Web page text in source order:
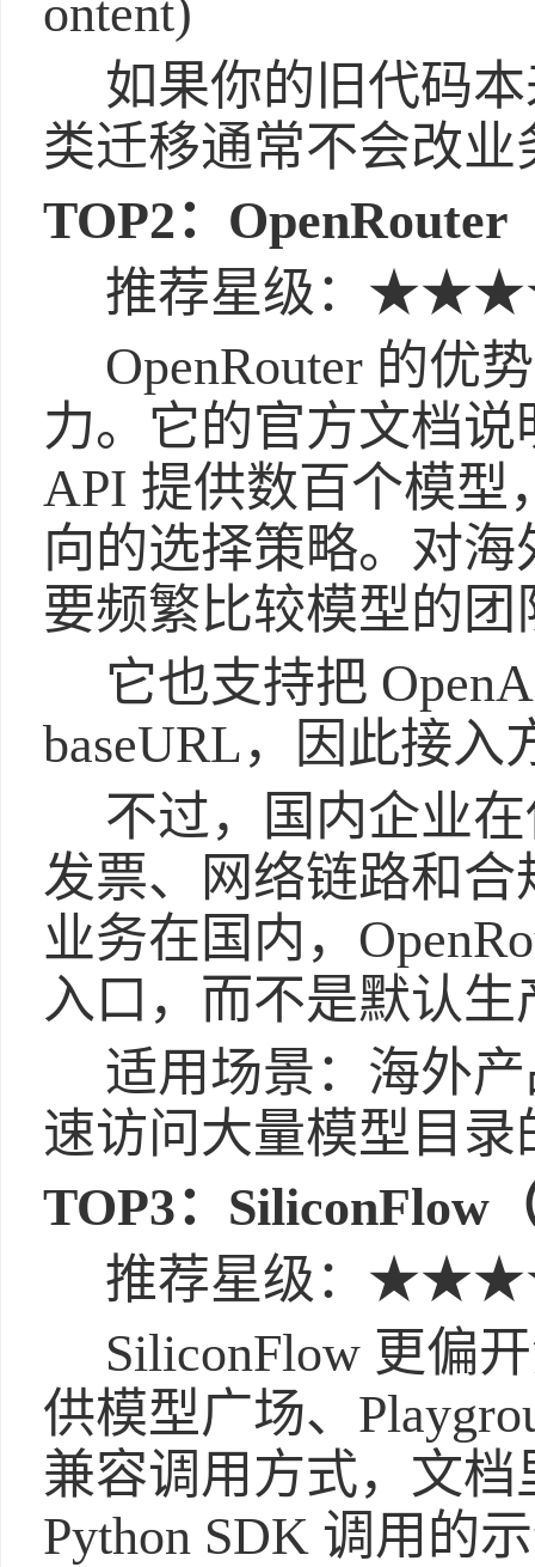
ontent)
如果你的旧代码
类迁移通常不会改
TOP2：OpenRouter
推荐星级：
OpenRouter 的优
力。它的官方文档说
API 提供数百个模型
向的选择策略。对
要频繁比较模型的
它也支持把
baseURL，因此接入
不过，国内企业
发票、网络链路和
业务在国内，
入口，而不是默认生
适用场景：海外
速访问大量模型目录
TOP3：SiliconFlow
推荐星级：
SiliconFlow 更偏
供模型广场、
兼容调用方式，文
Python SDK 调用的